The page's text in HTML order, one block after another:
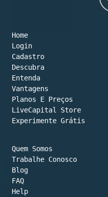
Home
Login
Cadastro
Descubra
Entenda
Vantagens
Planos E Preços
LiveCapital Store
Experimente Grátis
Quem Somos
Trabalhe Conosco
Blog
FAQ
Help